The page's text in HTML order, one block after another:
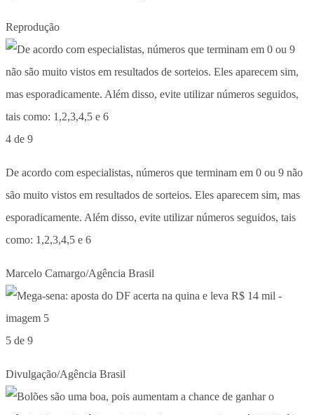
Reprodução
4 de 9
De acordo com especialistas, números que terminam em 0 ou 9 não
são muito vistos em resultados de sorteios. Eles aparecem sim, mas
esporadicamente. Além disso, evite utilizar números seguidos, tais
como: 1,2,3,4,5 e 6
Marcelo Camargo/Agência Brasil
5 de 9
Divulgação/Agência Brasil